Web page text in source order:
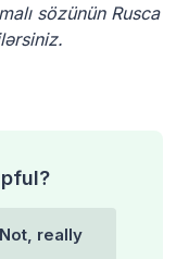
sözünün Rusca
Not, really